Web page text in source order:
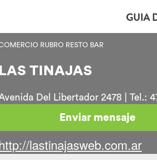
GUIA
RUBRO RESTO BAR
LAS TINAJAS
Del Libertador 2478 | Tel.:
Enviar mensaje
lastinajasweb.com.ar